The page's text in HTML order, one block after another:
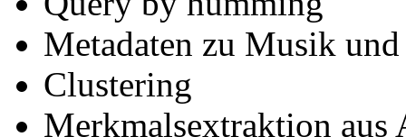
Metadaten zu Musik
Clustering
Merkmalsextraktion aus